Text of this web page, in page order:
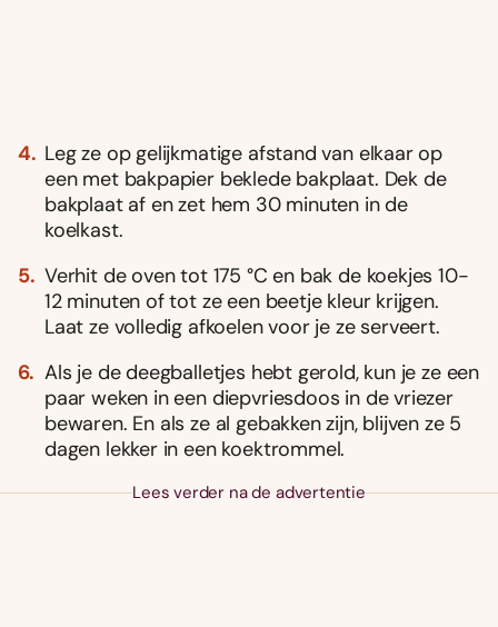
Leg ze op gelijkmatige afstand van elkaar op
een met bakpapier beklede bakplaat. Dek de
bakplaat af en zet hem 30 minuten in de
koelkast.
Verhit de oven tot 175 °C en bak de koekjes 10-
12 minuten of tot ze een beetje kleur krijgen.
Laat ze volledig afkoelen voor je ze serveert.
Als je de deegballetjes hebt gerold, kun je ze een
paar weken in een diepvriesdoos in de vriezer
bewaren. En als ze al gebakken zijn, blijven ze 5
dagen lekker in een koektrommel.
Lees verder na de advertentie